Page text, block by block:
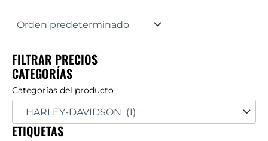
FILTRAR PRECIOS
CATEGORÍAS
Categorías del producto
ETIQUETAS